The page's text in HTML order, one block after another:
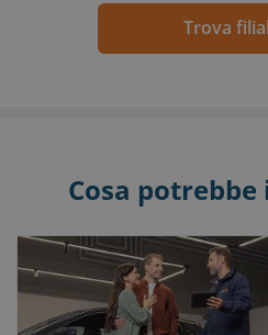
Trova
Cosa